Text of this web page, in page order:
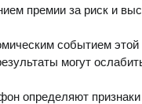
премии за риск и
событием этой
могут
определяют